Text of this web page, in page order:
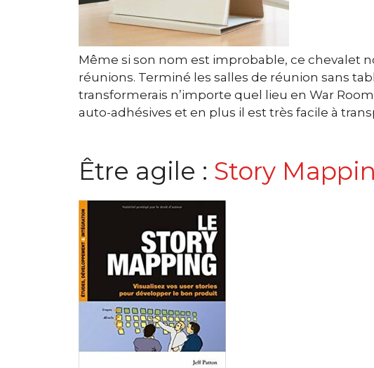
Même si son nom est improbable, ce chevalet
réunions. Terminé les salles de réunion sans
transformerais n’importe quel lieu en War
auto-adhésives et en plus il est très facile à
Être agile : Story